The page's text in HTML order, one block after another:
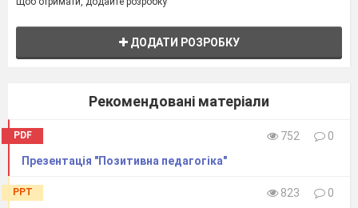
ДОДАТИ РОЗРОБКУ
Рекомендовані матеріали
PDF 752
0
Презентація "Позитивна педагогіка"
PPT 823
0